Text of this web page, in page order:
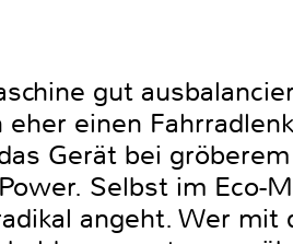
gut
einen
Gerät bei
Selbst im Eco-
angeht. Wer mit